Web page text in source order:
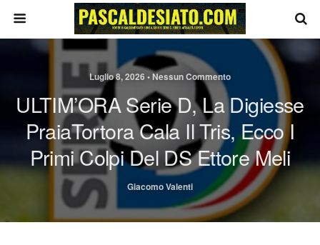
Luglio 8, 2026 • Nessun Commento
ULTIM’ORA Serie D, La Digiesse
PraiaTortora Cala Il Tris, Ecco I
Primi Colpi Del DS Ettore Meli
Giacomo Valenti